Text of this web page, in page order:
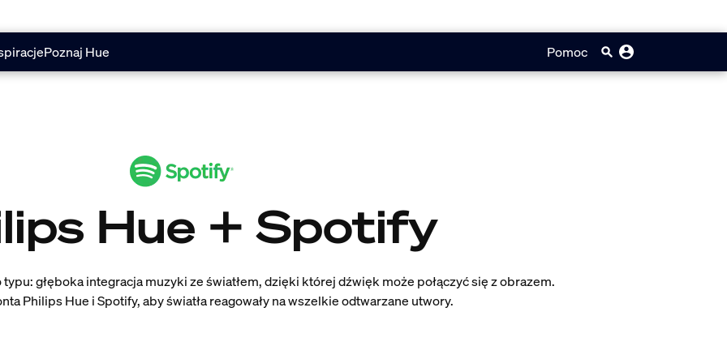
Poznaj Hue Pomoc
Hue + Spotify
głęboka integracja muzyki ze światłem, dzięki której dźwięk może połączyć się z obrazem.
Philips Hue i Spotify, aby światła reagowały na wszelkie odtwarzane utwory.